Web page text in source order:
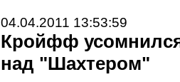
04.04.2011 13:53:59
Кройфф
над "Шахтером"